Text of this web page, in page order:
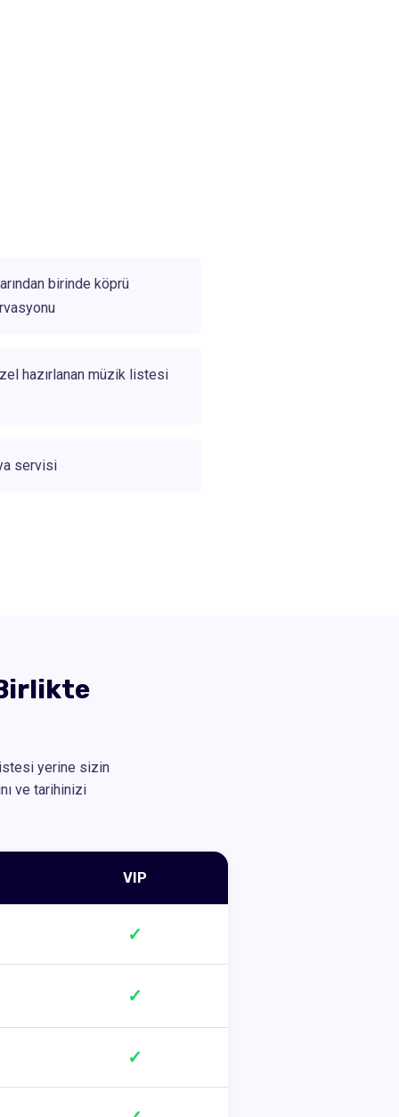
birinde köprü
hazırlanan müzik listesi
servisi
yerine sizin
ve tarihinizi
VIP
✓
✓
✓